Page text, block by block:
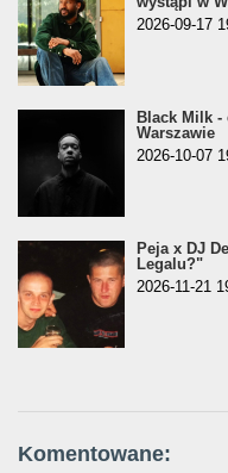
2026-09-17
Black Milk -
Warszawie
2026-10-07
Peja x DJ
Legalu?"
2026-11-21
Komentowane: